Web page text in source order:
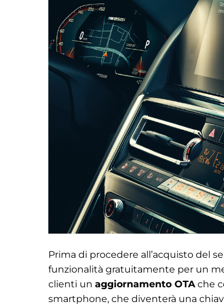
Prima di procedere all’acquisto del
funzionalità gratuitamente per un
clienti un aggiornamento OTAche
smartphone, che diventerà una